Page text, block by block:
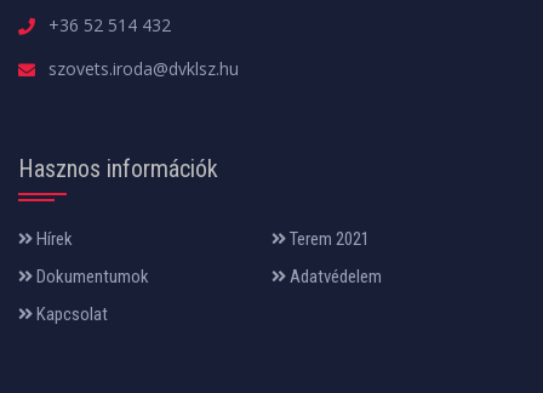
+36 52 514 432
szovets.iroda@dvklsz.hu
Hasznos információk
Hírek
Terem 2021
Dokumentumok
Adatvédelem
Kapcsolat